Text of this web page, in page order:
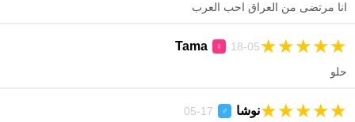
انا مرتضى من العراق احب العرب
Tama ♀ 18-05 ★
★
★
★
★
حلو
نوشا ♂
17-05 ★
★
★
★
★